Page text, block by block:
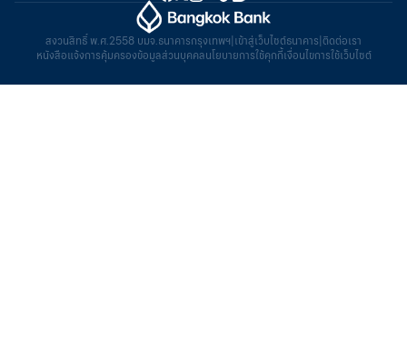
สงวนสิทธิ์ พ.ศ.2558 บมจ.ธนาคารกรุงเทพฯ เข้าสู่เว็บไซต์ธนาคาร ติดต่อเรา
หนังสือแจ้งการคุ้มครองข้อมูลส่วนบุคคลนโยบายการใช้คุกกี้เงื่อนไขการใช้เว็บไซต์